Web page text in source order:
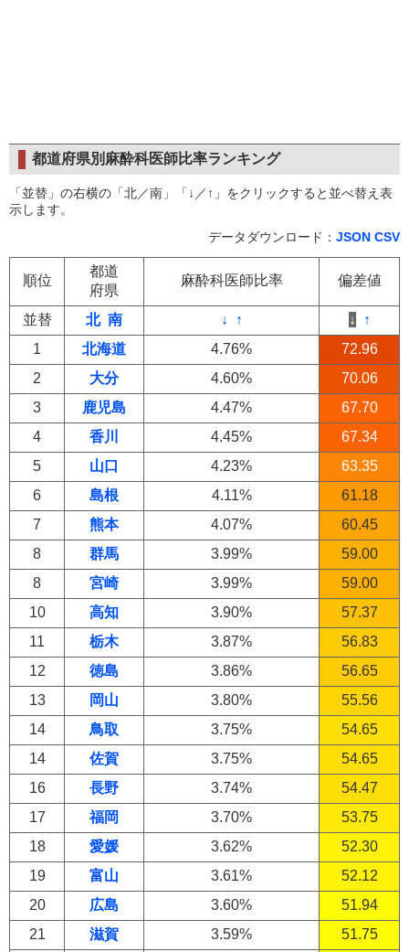
都道府県別麻酔科医師比率ランキング
「並替」の右横の「北／南」「↓／↑」をクリックすると並べ替え表
示します。
データダウンロード： JSON CSV
順位
都道
府県
麻酔科医師比率 偏差値
並替 北 南 ↓ ↑ ↓
↑
1
北海道 4.76%
72.96
2
大分 4.60%
70.06
3
鹿児島 4.47%
67.70
4
香川 4.45%
67.34
5
山口 4.23%
63.35
6
島根 4.11%
61.18
7
熊本 4.07%
60.45
8
群馬 3.99%
59.00
8
宮崎 3.99%
59.00
10
高知 3.90%
57.37
11
栃木 3.87%
56.83
12
徳島 3.86%
56.65
13
岡山 3.80%
55.56
14
鳥取 3.75%
54.65
14
佐賀 3.75%
54.65
16
長野 3.74%
54.47
17
福岡 3.70%
53.75
18
愛媛 3.62%
52.30
19
富山 3.61%
52.12
20
広島 3.60%
51.94
21
滋賀 3.59% 51.75